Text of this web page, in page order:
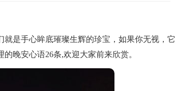
是手心眸底璀璨生辉的珍宝，如果你无视，它
晚安心语26条,欢迎大家前来欣赏。